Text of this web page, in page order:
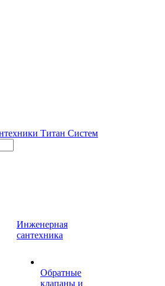
Инженерная
сантехника
Обратные
клапаны и